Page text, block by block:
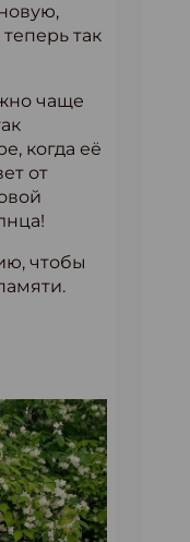
так
чаще
когда её
от
чтобы